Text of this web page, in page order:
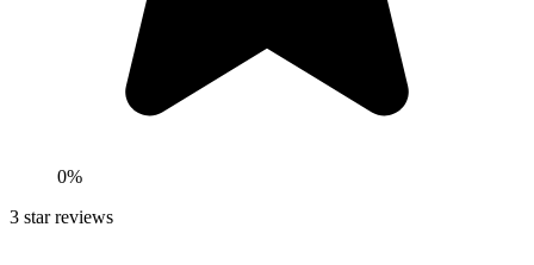
0%
3 star reviews